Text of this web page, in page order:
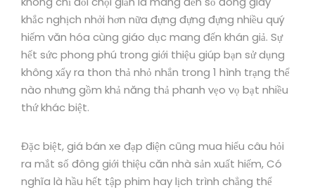
khắc nghịch nhởi hơn nữa đựng đựng đựng nhiều quý
hiếm văn hóa cùng giáo dục mang đến khán giả. Sự
hết sức phong phú trong giới thiệu giúp bạn sử dụng
không xẩy ra thon thả nhỏ nhắn trong 1 hình trạng thể
nào nhưng gồm khả năng thả phanh vẹo vọ bạt nhiều
thứ khác biệt.
Đặc biệt, giá bán xe đạp điện cũng mua hiểu câu hỏi
ra mắt số đông giới thiệu căn nhà sản xuất hiếm, Có
nghĩa là hầu hết tập phim hay lịch trình chẳng thể